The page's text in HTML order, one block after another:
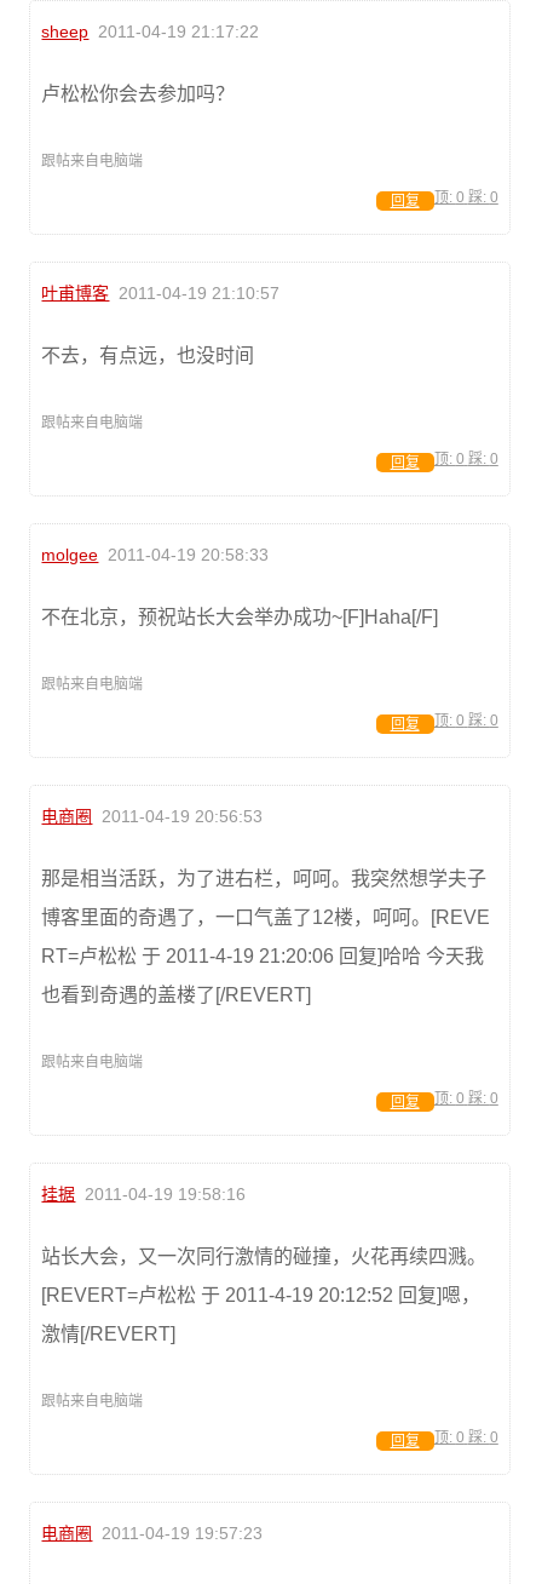
sheep 2011-04-19 21:17:22
卢松松你会去参加吗？
跟帖来自电脑端
顶: 0 踩: 0
回复
叶甫博客 2011-04-19 21:10:57
不去，有点远，也没时间
跟帖来自电脑端
顶: 0 踩: 0
回复
molgee 2011-04-19 20:58:33
不在北京，预祝站长大会举办成功~[F]Haha[/F]
跟帖来自电脑端
顶: 0 踩: 0
回复
电商圈 2011-04-19 20:56:53
那是相当活跃，为了进右栏，呵呵。我突然想学夫子
博客里面的奇遇了，一口气盖了12楼，呵呵。[REVE
RT=卢松松 于 2011-4-19 21:20:06 回复]哈哈 今天我
也看到奇遇的盖楼了[/REVERT]
跟帖来自电脑端
顶: 0 踩: 0
回复
挂据 2011-04-19 19:58:16
站长大会，又一次同行激情的碰撞，火花再续四溅。
[REVERT=卢松松 于 2011-4-19 20:12:52 回复]嗯，
激情[/REVERT]
跟帖来自电脑端
顶: 0 踩: 0
回复
电商圈 2011-04-19 19:57:23